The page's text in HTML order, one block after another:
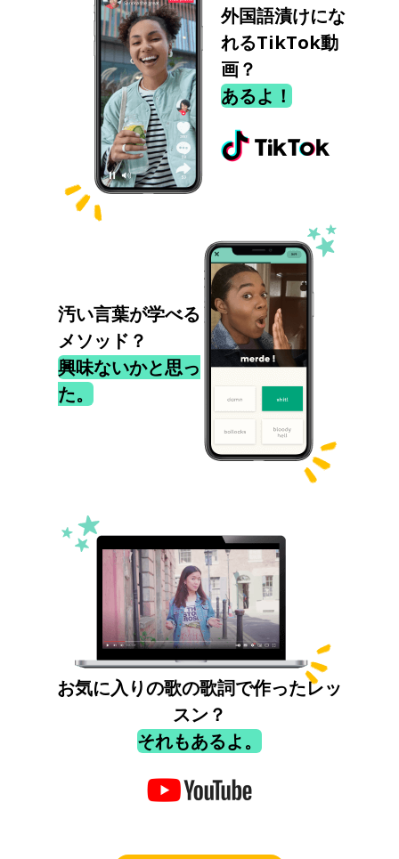
外国語漬けにな
れるTikTok動
画？
あるよ！
汚い言葉が学べる
メソッド？
興味ないかと思っ
た。
お気に入りの歌の歌詞で作ったレッ
スン？
それもあるよ。